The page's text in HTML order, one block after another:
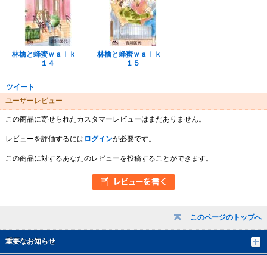
このページのトップへ
重要なお知らせ
林檎と蜂蜜ｗａｌｋ
１４
林檎と蜂蜜ｗａｌｋ
１５
ツイート
ユーザーレビュー
この商品に寄せられたカスタマーレビューはまだありません。
レビューを評価するには ログインが必要です。
この商品に対するあなたのレビューを投稿することができます。